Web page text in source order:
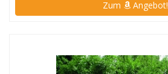
Zum Angebot!